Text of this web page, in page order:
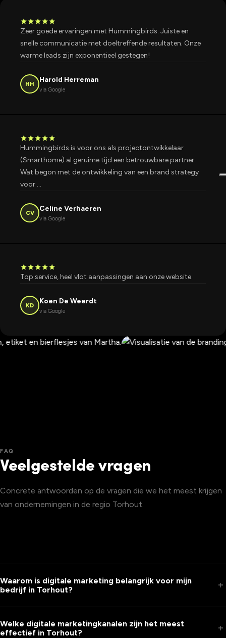
starstarstarstarstar
Zeer goede ervaringen met Hummingbirds. Juiste en
snelle communicatie met doeltreffende resultaten. Onze
warme leads zijn exponentieel gestegen!
HH
Harold Herreman
via Google
starstarstarstarstar
Hummingbirds is voor ons als projectontwikkelaar
(Smarthome) al geruime tijd een betrouwbare partner.
Wat begon met de ontwikkeling van een brand strategy
voor …
CV
Celine Verhaeren
via Google
starstarstarstarstar
Top service, heel vlot aanpassingen aan onze website.
KD
Koen De Weerdt
via Google
FAQ
Veelgestelde vragen
Concrete antwoorden op de vragen die we het meest krijgen
van ondernemingen in de regio Torhout.
Waarom is digitale marketing belangrijk voor mijn
bedrijf in Torhout?
add
Welke digitale marketingkanalen zijn het meest
effectief in Torhout?
add